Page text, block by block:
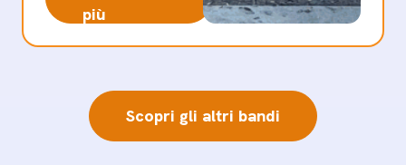
più
Scopri gli altri bandi